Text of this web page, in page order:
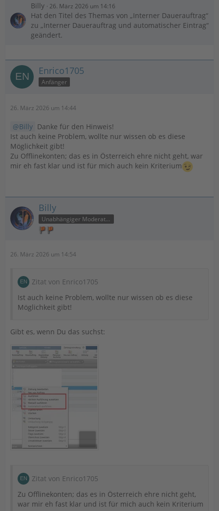
Billy 26. März 2026 um 14:16
Hat den Titel des Themas von „Interner Dauerauftrag“
zu „Interner Dauerauftrag und automatischer Eintrag“
geändert.
Enrico1705
Anfänger
26. März 2026 um 14:44
Billy Danke für den Hinweis!
Ist auch keine Problem, wollte nur wissen ob es diese
Möglichkeit gibt!
Zu Offlinekonten; das es in Österreich ehre nicht geht, war
mir eh fast klar und ist für mich auch kein Kriterium
Billy
Unabhängiger Moderator
26. März 2026 um 14:54
Zitat von Enrico1705
Ist auch keine Problem, wollte nur wissen ob es diese
Möglichkeit gibt!
Gibt es, wenn Du das suchst:
Zitat von Enrico1705
Zu Offlinekonten; das es in Österreich ehre nicht geht,
war mir eh fast klar und ist für mich auch kein Kriterium